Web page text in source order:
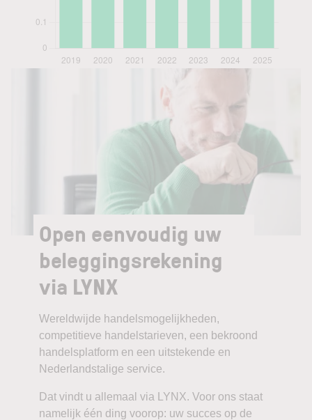
Open eenvoudig uw
beleggingsrekening
via LYNX
Wereldwijde handelsmogelijkheden,
competitieve handelstarieven, een bekroond
handelsplatform en een uitstekende en
Nederlandstalige service.
Dat vindt u allemaal via LYNX. Voor ons staat
namelijk één ding voorop: uw succes op de